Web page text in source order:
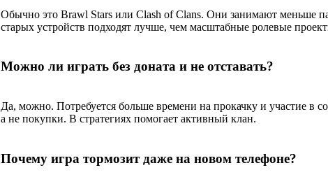
Обычно это Brawl Stars или Clash of Clans. Они занимают меньше
старых устройств подходят лучше, чем масштабные ролевые
Можно ли играть без доната и не отставать?
Да, можно. Потребуется больше времени на прокачку и участие в
а не покупки. В стратегиях помогает активный клан.
Почему игра тормозит даже на новом телефоне?